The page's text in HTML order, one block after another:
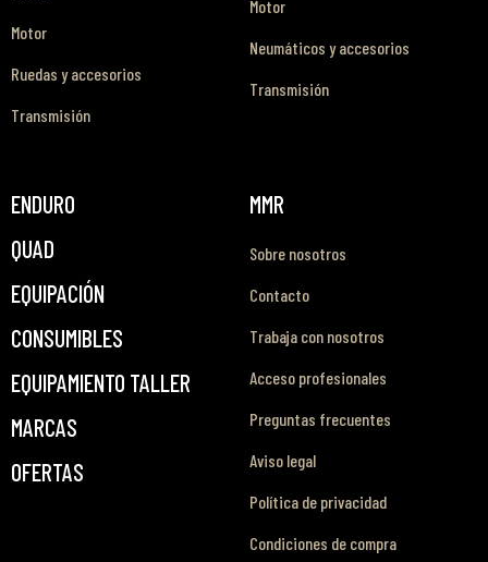
Motor
Ruedas y accesorios
Transmisión
Motor
Neumáticos y accesorios
Transmisión
ENDURO
QUAD
EQUIPACIÓN
CONSUMIBLES
EQUIPAMIENTO TALLER
MARCAS
OFERTAS
MMR
Sobre nosotros
Contacto
Trabaja con nosotros
Acceso profesionales
Preguntas frecuentes
Aviso legal
Política de privacidad
Condiciones de compra